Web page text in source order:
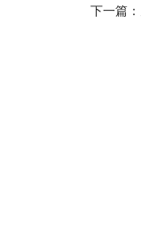
下一篇：